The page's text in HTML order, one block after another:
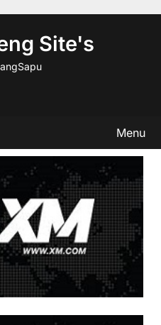
Site's
Menu